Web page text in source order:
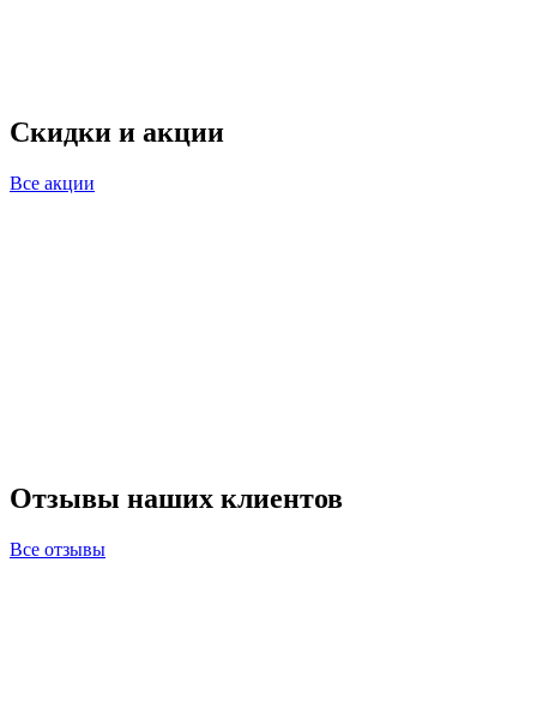
Скидки и акции
Все акции
Отзывы наших клиентов
Все отзывы